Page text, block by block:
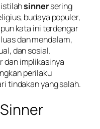
istilahsinnersering
budaya populer,
kata ini terdengar
dan mendalam,
dan sosial.
dan implikasinya
perilaku
tindakan yang salah.